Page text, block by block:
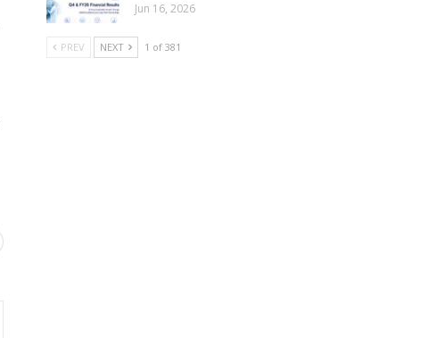
Jun 16, 2026
PREV NEXT 1 of 381